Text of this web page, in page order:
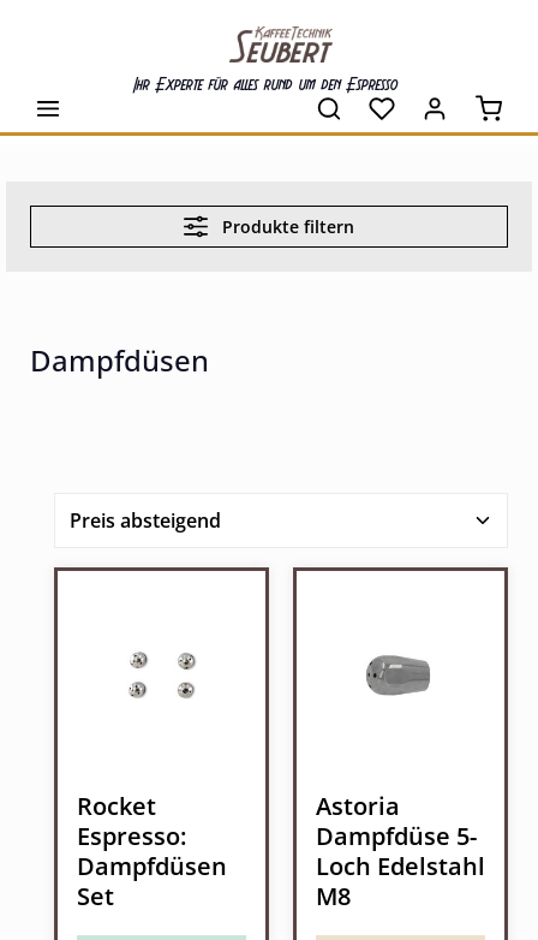
Ihr Experte für alles rund um den Espresso
Produkte filtern
Dampfdüsen
Rocket
Espresso:
Dampfdüsen
Set
Astoria
Dampfdüse 5-
Loch Edelstahl
M8